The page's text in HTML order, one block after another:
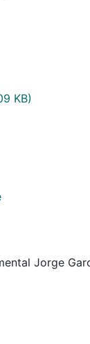
KB)
Jorge